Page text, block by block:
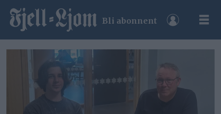
Bli abonnent
Tag:
røros
vgs